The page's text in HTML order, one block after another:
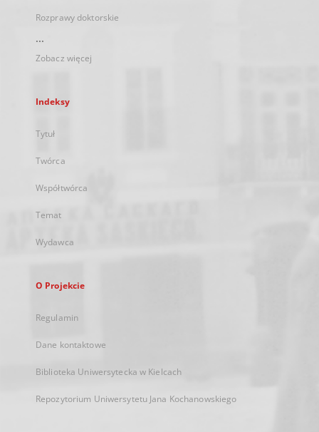
Rozprawy doktorskie
...
Zobacz więcej
Indeksy
Tytuł
Twórca
Współtwórca
Temat
Wydawca
O Projekcie
Regulamin
Dane kontaktowe
Biblioteka Uniwersytecka w Kielcach
Repozytorium Uniwersytetu Jana Kochanowskiego